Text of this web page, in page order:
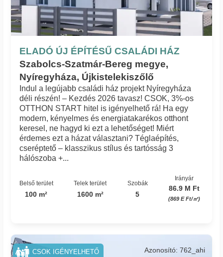
ELADÓ ÚJ ÉPÍTÉSŰ CSALÁDI HÁZ
Szabolcs-Szatmár-Bereg megye,
Nyíregyháza, Újkistelekiszőlő
Indul a legújabb családi ház projekt Nyíregyháza
déli részén! – Kezdés 2026 tavasz! CSOK, 3%-os
OTTHON START hitel is igényelhető rá! Ha egy
modern, kényelmes és energiatakarékos otthont
keresel, ne hagyd ki ezt a lehetőséget! Miért
érdemes ezt a házat választani? Téglaépítés,
cseréptető – klasszikus stílus és tartósság 3
hálószoba +...
Belső terület
100 m²
Telek terület
1600 m²
Szobák
5
Irányár
86.9 M Ft
(869 E Ft/㎡)
Azonosító: 762_ahi
CSOK IGÉNYELHETŐ